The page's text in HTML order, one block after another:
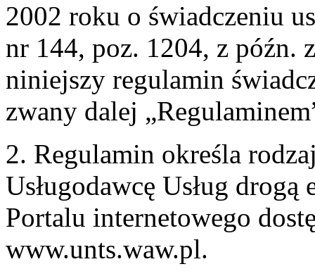
2002 roku o świadczeniu
nr 144, poz. 1204, z późn.
niniejszy regulamin
zwany dalej
2. Regulamin określa
Usługodawcę Usług
Portalu internetowego
www.unts.waw.pl.